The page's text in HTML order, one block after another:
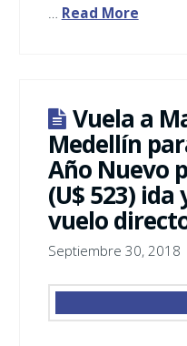
… Read More
Vuela a
Medellín
Año Nuevo
(U$ 523) ida
vuelo
Septiembre 30, 2018